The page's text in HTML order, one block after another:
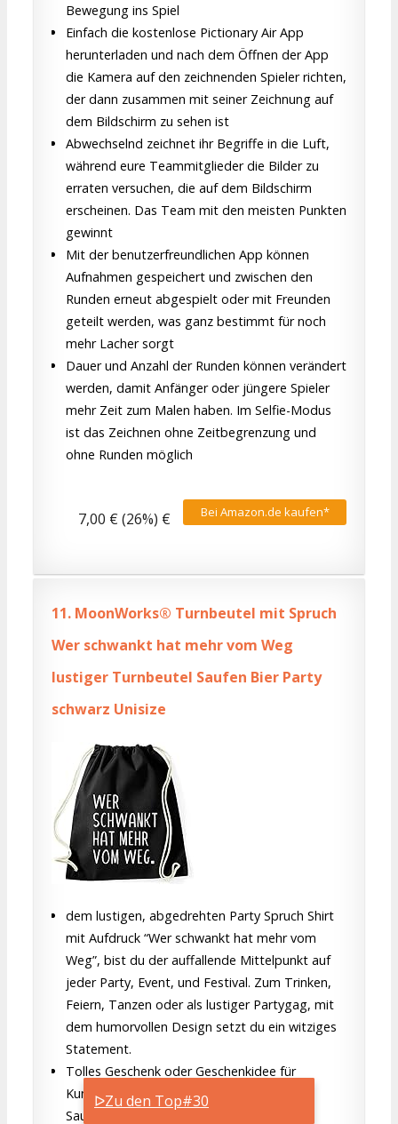
ᐅZu den Top#30
Bewegung ins Spiel
Einfach die kostenlose Pictionary Air App
herunterladen und nach dem Öffnen der App
die Kamera auf den zeichnenden Spieler richten,
der dann zusammen mit seiner Zeichnung auf
dem Bildschirm zu sehen ist
Abwechselnd zeichnet ihr Begriffe in die Luft,
während eure Teammitglieder die Bilder zu
erraten versuchen, die auf dem Bildschirm
erscheinen. Das Team mit den meisten Punkten
gewinnt
Mit der benutzerfreundlichen App können
Aufnahmen gespeichert und zwischen den
Runden erneut abgespielt oder mit Freunden
geteilt werden, was ganz bestimmt für noch
mehr Lacher sorgt
Dauer und Anzahl der Runden können verändert
werden, damit Anfänger oder jüngere Spieler
mehr Zeit zum Malen haben. Im Selfie-Modus
ist das Zeichnen ohne Zeitbegrenzung und
ohne Runden möglich
Bei Amazon.de kaufen*
7,00 € (26%) €
11. MoonWorks® Turnbeutel mit Spruch
Wer schwankt hat mehr vom Weg
lustiger Turnbeutel Saufen Bier Party
schwarz Unisize
dem lustigen, abgedrehten Party Spruch Shirt
mit Aufdruck “Wer schwankt hat mehr vom
Weg”, bist du der auffallende Mittelpunkt auf
jeder Party, Event, und Festival. Zum Trinken,
Feiern, Tanzen oder als lustiger Partygag, mit
dem humorvollen Design setzt du ein witziges
Statement.
Tolles Geschenk oder Geschenkidee für
Kumpels, Männer, Väter, Biertrinker,
Sauftouren, Saufgelage, Geburtstage,